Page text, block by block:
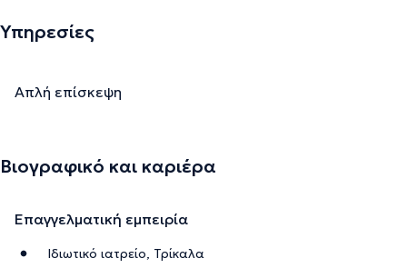
Υπηρεσίες
Απλή επίσκεψη
Βιογραφικό και καριέρα
Επαγγελματική εμπειρία
Ιδιωτικό ιατρείο, Τρίκαλα